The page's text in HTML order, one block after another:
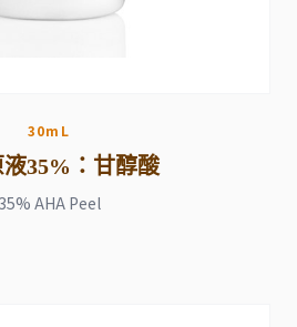
30mL
35%：甘醇酸
35% AHA Peel